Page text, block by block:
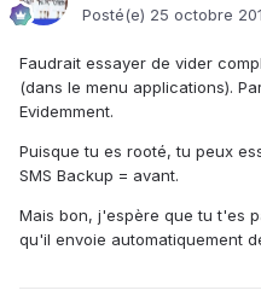
Posté(e) 25 octobre
Faudrait essayer de vider
(dans le menu applications).
Evidemment.
Puisque tu es rooté, tu peux
SMS Backup = avant.
Mais bon, j'espère que tu t'es
qu'il envoie automatiquement